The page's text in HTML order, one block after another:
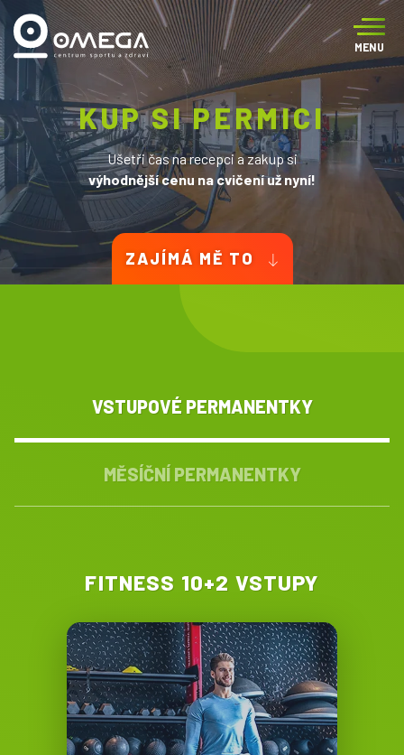
MENU
KUP SI PERMICI
Ušetři čas na recepci a zakup si
výhodnější cenu na cvičení už nyní!
ZAJÍMÁ MĚ TO
KUP SI PERMICI
Ušetři čas na recepci a zakup si
výhodnější cenu na cvičení už nyní!
ZAJÍMÁ MĚ TO
VSTUPOVÉ PERMANENTKY
MĚSÍČNÍ PERMANENTKY
FITNESS 10+2 VSTUPY